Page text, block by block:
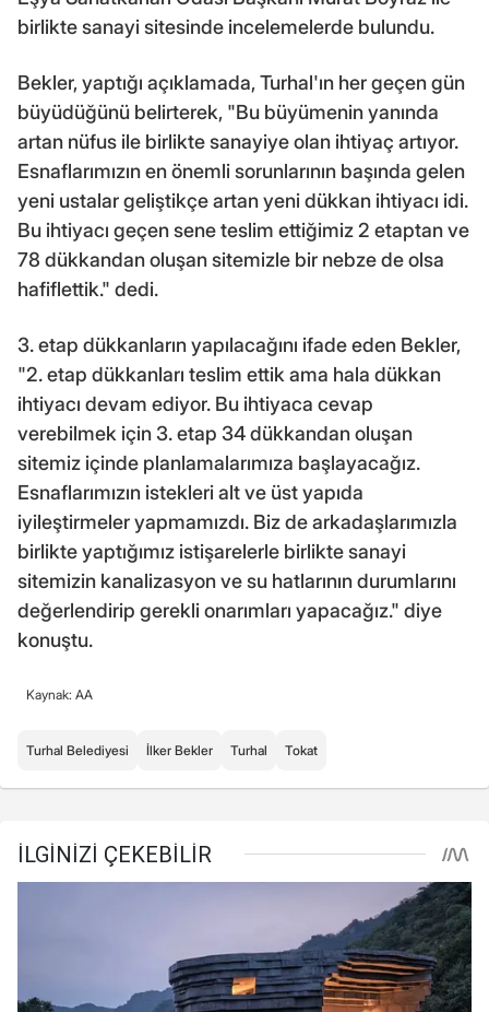
birlikte sanayi sitesinde incelemelerde bulundu.
Bekler, yaptığı açıklamada, Turhal'ın her geçen gün
büyüdüğünü belirterek, "Bu büyümenin yanında
artan nüfus ile birlikte sanayiye olan ihtiyaç artıyor.
Esnaflarımızın en önemli sorunlarının başında gelen
yeni ustalar geliştikçe artan yeni dükkan ihtiyacı idi.
Bu ihtiyacı geçen sene teslim ettiğimiz 2 etaptan ve
78 dükkandan oluşan sitemizle bir nebze de olsa
hafiflettik." dedi.
3. etap dükkanların yapılacağını ifade eden Bekler,
"2. etap dükkanları teslim ettik ama hala dükkan
ihtiyacı devam ediyor. Bu ihtiyaca cevap
verebilmek için 3. etap 34 dükkandan oluşan
sitemiz içinde planlamalarımıza başlayacağız.
Esnaflarımızın istekleri alt ve üst yapıda
iyileştirmeler yapmamızdı. Biz de arkadaşlarımızla
birlikte yaptığımız istişarelerle birlikte sanayi
sitemizin kanalizasyon ve su hatlarının durumlarını
değerlendirip gerekli onarımları yapacağız." diye
konuştu.
Kaynak: AA
Turhal Belediyesi İlker Bekler Turhal Tokat